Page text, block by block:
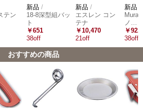
テン
新品 /
18-8深型組バッ
ト
￥651
38off
新品 /
エスレン コン
テナ
￥10,470
21off
新品
ノ…
￥922
38off
おすすめの商品